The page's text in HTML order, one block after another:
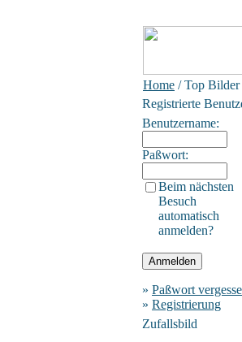
Home / Top Bilder
Registrierte
Benutzername:
Paßwort:
Beim nächsten
Besuch
automatisch
anmelden?
» Paßwort
» Registrierung
Zufallsbild